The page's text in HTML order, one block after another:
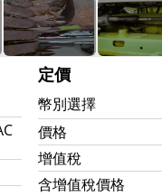
定價
幣別選擇
價格
增值稅
含增值稅價格